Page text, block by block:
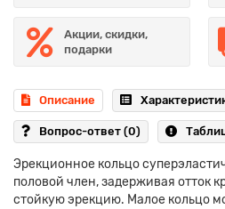
Акции, скидки,
подарки
Описание
Вопрос-ответ (0)
Эрекционное кольцо
половой член, задерживая отток
стойкую эрекцию. Малое кольцо